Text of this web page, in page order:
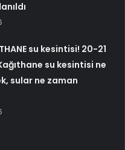
su kesintisi! 20-21
su kesintisi ne
sular ne zaman